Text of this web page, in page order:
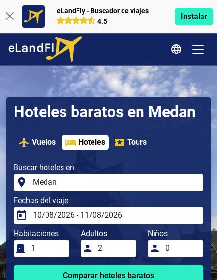
eLandFly - Buscador de viajes
4.5
Instalar
Hoteles baratos en Medan
Vuelos Hoteles Tours
Buscar hoteles en
Fechas del viaje
Habitaciones Adultos Niños
Comparar hoteles baratos